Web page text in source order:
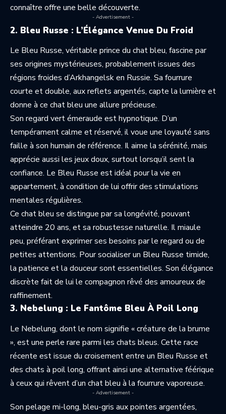
connaître offre une belle découverte.
- Advertisement -
2. Bleu Russe : L’Élégance Venue Du Froid
Le Bleu Russe, véritable prince du chat bleu, fascine par
ses origines mystérieuses, probablement issues des
régions froides d’Arkhangelsk en Russie. Sa fourrure
courte et double, aux reflets argentés, capte la lumière et
donne à ce chat bleu une allure précieuse.
Son regard vert émeraude est hypnotique. D’un
tempérament calme et réservé, il voue une loyauté sans
faille à son humain de référence. Il aime la sérénité, mais
apprécie aussi les jeux doux, surtout lorsqu’il sent la
confiance. Le Bleu Russe est idéal pour la vie en
appartement, à condition de lui offrir des stimulations
mentales régulières.
Ce chat bleu se distingue par sa longévité, pouvant
atteindre 20 ans, et sa robustesse naturelle. Il miaule
peu, préférant exprimer ses besoins par le regard ou de
petites attentions. Pour socialiser un Bleu Russe timide,
la patience et la douceur sont essentielles. Son élégance
discrète fait de lui le compagnon rêvé des amoureux de
raffinement.
3. Nebelung : Le Fantôme Bleu À Poil Long
Le Nebelung, dont le nom signifie « créature de la brume
», est une perle rare parmi les chats bleus. Cette race
récente est issue du croisement entre un Bleu Russe et
des chats à poil long, offrant ainsi une alternative féérique
à ceux qui rêvent d’un chat bleu à la fourrure vaporeuse.
- Advertisement -
Son pelage mi-long, bleu-gris aux pointes argentées,